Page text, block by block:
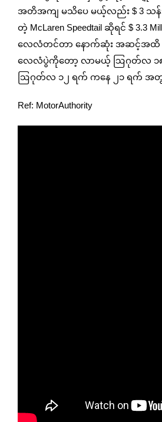
အတိအကျ မသိပေ မယ့်လည်း $ 3 သ
တဲ့ McLaren Speedtail ဆိုရင် $ 3.3
လေလံတင်‌တာ နောက်ဆုံး အဆင့်အထိ ရော
လေလံပွဲကိုတော့ လာမယ့် ဩဂုတ်လ ၁၈ ရက်
ဩဂုတ်လ ၁၂ ရက် ကနေ ၂၁ ရက် အတွင်
Ref: MotorAuthority